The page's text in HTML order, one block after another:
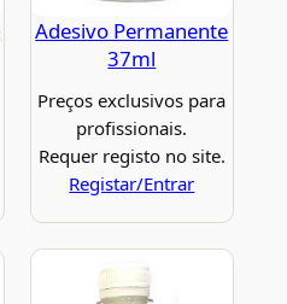
Adesivo Permanente
37ml
Preços exclusivos para
profissionais.
Requer registo no site.
Registar/Entrar